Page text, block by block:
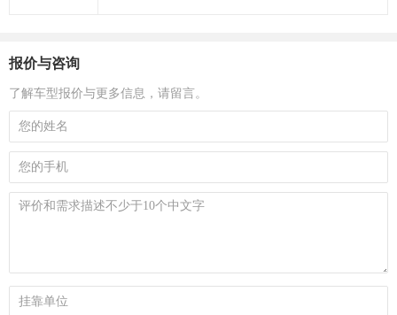
报价与咨询
了解车型报价与更多信息，请留言。